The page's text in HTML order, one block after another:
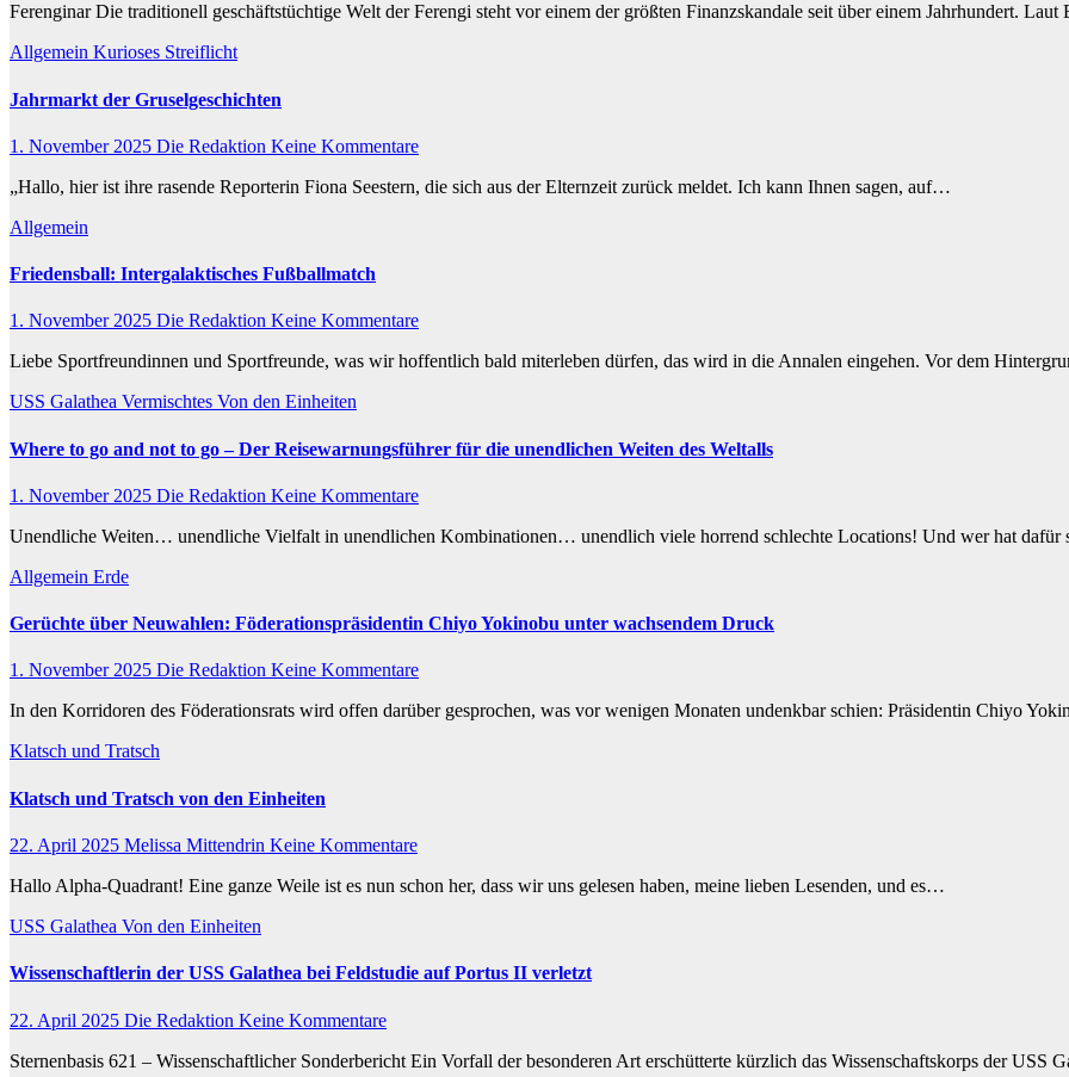
Ferenginar Die traditionell geschäftstüchtige Welt der Ferengi steht vor einem der größten Finanzskandale seit über einem Jahrhundert.
Allgemein Kurioses Streiflicht
Jahrmarkt der Gruselgeschichten
1. November 2025 Die Redaktion Keine Kommentare
„Hallo, hier ist ihre rasende Reporterin Fiona Seestern, die sich aus der Elternzeit zurück meldet. Ich kann Ihnen sagen, auf…
Allgemein
Friedensball: Intergalaktisches Fußballmatch
1. November 2025 Die Redaktion Keine Kommentare
Liebe Sportfreundinnen und Sportfreunde, was wir hoffentlich bald miterleben dürfen, das wird in die Annalen eingehen. Vor dem
USS Galathea Vermischtes Von den Einheiten
Where to go and not to go – Der Reisewarnungsführer für die unendlichen Weiten des Weltalls
1. November 2025 Die Redaktion Keine Kommentare
Unendliche Weiten… unendliche Vielfalt in unendlichen Kombinationen… unendlich viele horrend schlechte Locations! Und wer hat
Allgemein Erde
Gerüchte über Neuwahlen: Föderationspräsidentin Chiyo Yokinobu unter wachsendem Druck
1. November 2025 Die Redaktion Keine Kommentare
In den Korridoren des Föderationsrats wird offen darüber gesprochen, was vor wenigen Monaten undenkbar schien: Präsidentin Chiyo
Klatsch und Tratsch
Klatsch und Tratsch von den Einheiten
22. April 2025 Melissa Mittendrin Keine Kommentare
Hallo Alpha-Quadrant! Eine ganze Weile ist es nun schon her, dass wir uns gelesen haben, meine lieben Lesenden, und es…
USS Galathea Von den Einheiten
Wissenschaftlerin der USS Galathea bei Feldstudie auf Portus II verletzt
22. April 2025 Die Redaktion Keine Kommentare
Sternenbasis 621 – Wissenschaftlicher Sonderbericht Ein Vorfall der besonderen Art erschütterte kürzlich das Wissenschaftskorps der USS